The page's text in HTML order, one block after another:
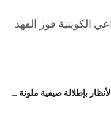
الكويتية فوز الفهد
بإطلالة صيفية ملونة …